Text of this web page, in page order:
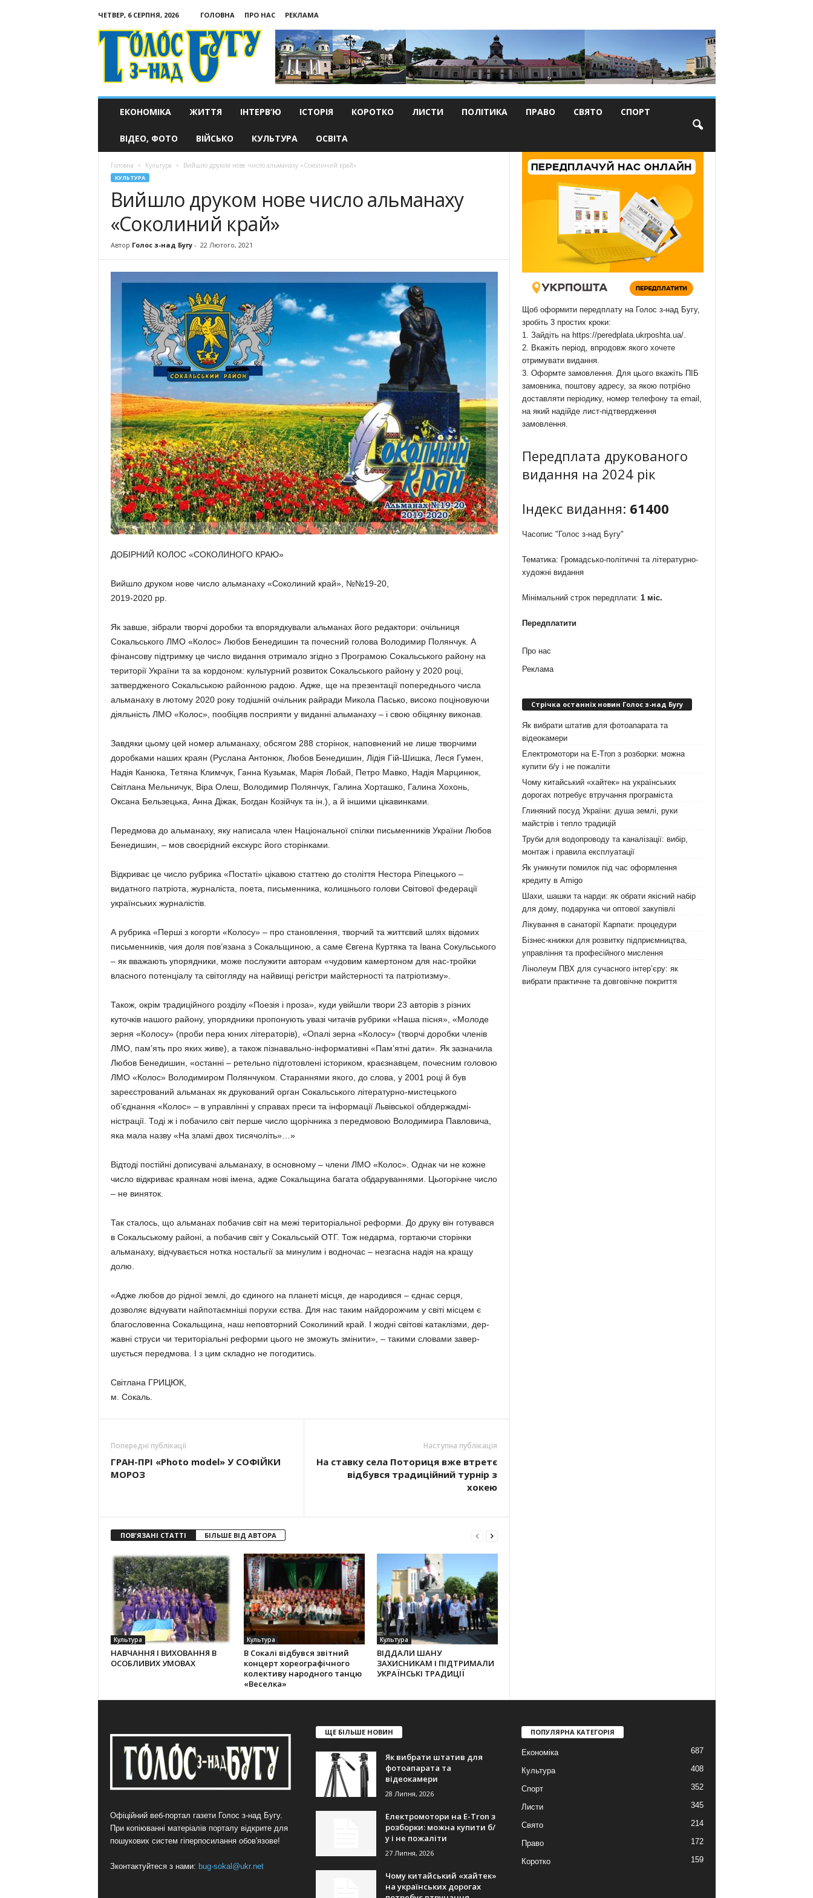
ЧЕТВЕР, 6 СЕРПНЯ, 2026 ГОЛОВНА ПРО НАС
РЕКЛАМА
Голос
з-
ЕКОНОМІКА ЖИТТЯ ІНТЕРВ’Ю ІСТОРІЯ КОРОТКО ЛИСТИ ПОЛІТИКА ПРАВО СВЯТО СПОРТ
ВІДЕО, ФОТО ВІЙСЬКО КУЛЬТУРА ОСВІТА
Головна Культура Вийшло друком нове число аль­манаху «Соколиний край»
КУЛЬТУРА
Вийшло друком нове число аль­манаху
«Соколиний край»
Автор Голос з-над Бугу- 22 Лютого, 2021
ДОБІРНИЙ КОЛОС «СОКОЛИНОГО КРАЮ»
Вийшло друком нове число аль­манаху «Соколиний край», №№19-20,
2019-2020 рр.
Як завше, зібрали творчі доробки та впорядкували альманах його редак­тори: очільниця
Сокальського ЛМО «Колос» Любов Бенедишин та почесний голова Володи­мир Полянчук. А
фінансову підтримку це число видання отримало згідно з Програмою Сокаль­ського району на
території Ук­раїни та за кордоном: культурний розвиток Сокальського району у 2020 році,
затвердже­ного Сокальською районною радою. Адже, ще на презента­ції попереднього числа
альма­наху в лютому 2020 року тодішній очільник райради Микола Пасько, високо поціновуючи
ді­яльність ЛМО «Колос», пообі­цяв посприяти у виданні аль­манаху – і свою обіцянку виконав.
Завдяки цьому цей номер альманаху, обсягом 288 сторі­нок, наповнений не лише твор­чими
доробками наших краян (Руслана Антонюк, Любов Бе­недишин, Лідія Гій-Шишка, Ле­ся Гумен,
Надія Канюка, Тетяна Климчук, Ганна Кузьмак, Марія Лобай, Петро Мавко, Надія Марцинюк,
Світлана Мельничук, Віра Олеш, Володимир Полянчук, Галина Хор­ташко, Галина Хохонь,
Оксана Бельзецька, Ан­на Діжак, Богдан Козійчук та ін.), а й іншими ці­кавинками.
Передмова до альманаху, яку написала член Національної спілки письменників України Лю­бов
Бенедишин, – мов своєрідний екскурс його сторінками.
Відкриває це число рубрика «Постаті» ціка­вою статтею до століття Нестора Ріпецького –
видатного патріота, журналіста, поета, письмен­ника, колишнього голови Світової федерації
українських журналістів.
А рубрика «Перші з когорти «Колосу» – про становлення, творчий та життєвий шлях відомих
письменників, чия доля пов’язана з Сокальщи­ною, а саме Євгена Куртяка та Івана Сокуль­ського
– як вважають упорядники, може послу­жити авторам «чудовим камертоном для нас-тройки
власного потенціалу та світогляду на найвищі регістри майстерності та патріотизму».
Також, окрім традиційного розділу «Поезія і проза», куди увійшли твори 23 авторів з різних
куточків нашого району, упорядники пропонують увазі читачів рубрики «Наша пісня», «Молоде
зерня «Колосу» (проби пера юних літераторів), «Опалі зерна «Колосу» (творчі доробки членів
ЛМО, пам’ять про яких живе), а також пізнаваль­но-інформа­тивні «Пам’ятні да­ти». Як заз­начила
Любов Бе­недишин, «останні – ретельно підготов­лені істориком, крає­знавцем, почесним головою
ЛМО «Ко­лос» Володимиром Полянчу­ком. Стараннями яко­го, до сло­ва, у 2001 році й був
зареєстро­ваний альманах як друкований орган Сокальсько­го літератур­но-мистецького
об’єднання «Колос» – в управ­лінні у спра­вах преси та інфор­мації Львів­ської облдержадмі­
ністрації. Тоді ж і побачило світ перше число щорічника з пе­редмовою Володимира Павло­вича,
яка мала назву «На зламі двох тисячоліть»…»
Відтоді постійні дописувачі альманаху, в ос­новному – члени ЛМО «Колос». Однак чи не кожне
число відкриває краянам нові імена, адже Сокальщина багата обда­руваннями. Цьогорічне число
– не виняток.
Так сталось, що альманах побачив світ на межі територіальної реформи. До друку він готувався
в Сокальському районі, а побачив світ у Сокальській ОТГ. Тож недарма, горта­ючи сторінки
альманаху, відчувається нотка ностальгії за минулим і водночас – незгасна надія на кращу
долю.
«Адже любов до рідної землі, до єдиного на планеті місця, де народився – єднає серця,
дозволяє відчувати найпотаємніші порухи єства. Для нас таким найдорожчим у світі місцем є
благословенна Сокальщина, наш неповторний Соколиний край. І жодні світові катаклізми, дер­
жавні струси чи територіальні реформи цього не зможуть змінити», – такими словами завер­
шується передмова. І з цим складно не погодитись.
Світлана ГРИЦЮК,
м. Сокаль.
Попередні публікації
ГРАН-ПРІ «Photo model» У СОФІЙКИ
МОРОЗ
Наступна публікація
На ставку села Поториця вже втретє
відбувся традиційний турнір з
хокею
ПОВ'ЯЗАНІ СТАТТІ БІЛЬШЕ ВІД АВТОРА
Культура
НАВЧАННЯ І ВИХОВАННЯ В
ОСОБЛИВИХ УМОВАХ
Культура
В Сокалі відбувся звітний
концерт хореографічного
колек­тиву народного танцю
«Веселка»
Культура
ВІДДАЛИ ШАНУ
ЗАХИСНИКАМ І ПІДТРИМАЛИ
УКРАЇНСЬКІ ТРАДИЦІЇ
Щоб оформити передплату на Голос з-над Бугу,
зробіть 3 простих кроки:
1. Зайдіть на https://peredplata.ukrposhta.ua/.
2. Вкажіть період, впродовж якого хочете
отримувати видання.
3. Оформте замовлення. Для цього вкажіть ПІБ
замовника, поштову адресу, за якою потрібно
доставляти періодику, номер телефону та email,
на який надійде лист-підтвердження
замовлення.
Передплата друкованого
видання на 2024 рік
Індекс видання: 61400
Часопис "Голос з-над Бугу"
Тематика: Громадсько-політичні та літературно-
художні видання
Мінімальний строк передплати: 1 міс.
Передплатити
Про нас
Реклама
Стрічка останніх новин Голос з-над Бугу
Як вибрати штатив для фотоапарата та
відеокамери
Електромотори на E-Tron з розборки: можна
купити б/у і не пожаліти
Чому китайський «хайтек» на українських
дорогах потребує втручання програміста
Глиняний посуд України: душа землі, руки
майстрів і тепло традицій
Труби для водопроводу та каналізації: вибір,
монтаж і правила експлуатації
Як уникнути помилок під час оформлення
кредиту в Amigo
Шахи, шашки та нарди: як обрати якісний набір
для дому, подарунка чи оптової закупівлі
Лікування в санаторії Карпати: процедури
Бізнес-книжки для розвитку підприємництва,
управління та професійного мислення
Лінолеум ПВХ для сучасного інтер’єру: як
вибрати практичне та довговічне покриття
Офіційний веб-портал газети Голос з-над Бугу.
При копіюванні матеріалів порталу відкрите для
пошукових систем гіперпосилання обов'язове!
Зконтактуйтеся з нами: bug-sokal@ukr.net
ЩЕ БІЛЬШЕ НОВИН
Як вибрати штатив для
фотоапарата та
відеокамери
28 Липня, 2026
Електромотори на E-Tron з
розборки: можна купити б/
у і не пожаліти
27 Липня, 2026
Чому китайський «хайтек»
на українських дорогах
ПОПУЛЯРНА КАТЕГОРІЯ
Економіка 687
Культура 408
Спорт 352
Листи 345
Свято 214
Право 172
Коротко 159